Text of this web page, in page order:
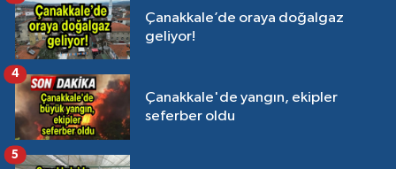
Çanakkale’de oraya doğalgaz
geliyor!
Çanakkale'de yangın, ekipler
seferber oldu
4
5